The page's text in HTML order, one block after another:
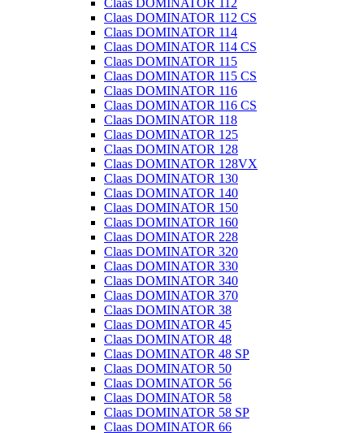
Claas DOMINATOR 112
Claas DOMINATOR 112 CS
Claas DOMINATOR 114
Claas DOMINATOR 114 CS
Claas DOMINATOR 115
Claas DOMINATOR 115 CS
Claas DOMINATOR 116
Claas DOMINATOR 116 CS
Claas DOMINATOR 118
Claas DOMINATOR 125
Claas DOMINATOR 128
Claas DOMINATOR 128VX
Claas DOMINATOR 130
Claas DOMINATOR 140
Claas DOMINATOR 150
Claas DOMINATOR 160
Claas DOMINATOR 228
Claas DOMINATOR 320
Claas DOMINATOR 330
Claas DOMINATOR 340
Claas DOMINATOR 370
Claas DOMINATOR 38
Claas DOMINATOR 45
Claas DOMINATOR 48
Claas DOMINATOR 48 SP
Claas DOMINATOR 50
Claas DOMINATOR 56
Claas DOMINATOR 58
Claas DOMINATOR 58 SP
Claas DOMINATOR 66